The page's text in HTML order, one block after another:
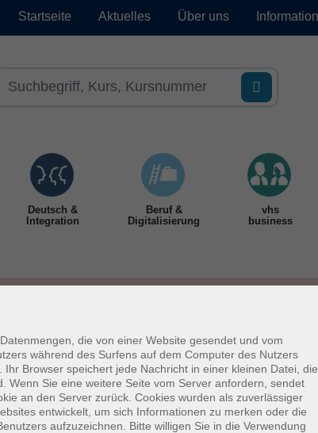
Startseite Aktuelles Über uns
Deutsch &
Integration
Beruf &
Digitalisierung
vhs
business
AGB Datenschutzerklärung
die von einer Website gesendet und vom
während des Surfens auf dem Computer des Nutzers
Ihr Browser speichert jede Nachricht in einer kleinen Datei, die
Wenn Sie eine weitere Seite vom Server anfordern, sendet
an den Server zurück. Cookies wurden als zuverlässiger
entwickelt, um sich Informationen zu merken oder die
aufzuzeichnen. Bitte willigen Sie in die Verwendung